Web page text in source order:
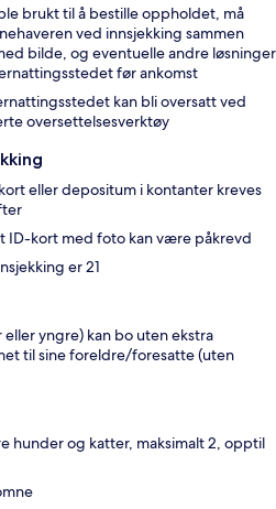
brukt til å bestille oppholdet, må
ved innsjekking sammen
bilde, og eventuelle andre løsninger
før ankomst
kan bli oversatt ved
oversettelsesverktøy
eller depositum i kontanter kreves
ID-kort med foto kan være påkrevd
er 21
eller yngre) kan bo uten ekstra
til sine foreldre/foresatte (uten
hunder og katter, maksimalt 2, opptil